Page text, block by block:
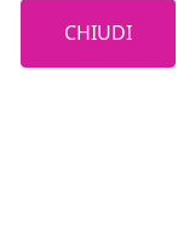
CHIUDI